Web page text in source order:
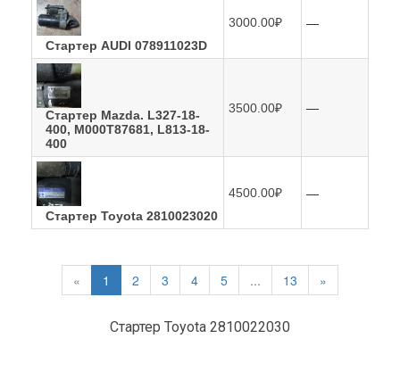
Стартер AUDI 078911023D
3000.00₽ —
Стартер Mazda. L327-18-
400, M000T87681, L813-18-
400
3500.00₽ —
Стартер Toyota 2810023020
4500.00₽ —
« 1 2 3 4 5 ... 13 »
Стартер Toyota 2810022030